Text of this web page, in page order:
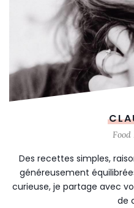
Food
Des recettes simples,
généreusement
curieuse, je partage avec
de